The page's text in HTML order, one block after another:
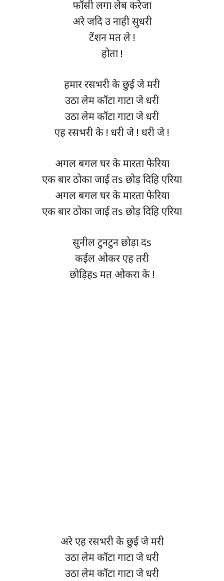
फाँसी लगा लेब करेजा
अरे जदि उ नाही सुधरी
टेंशन मत ले !
होता !
हमार रसभरी के छुई जे मरी
उठा लेम काँटा गाटा जे धरी
उठा लेम काँटा गाटा जे धरी
एह रसभरी के ! धरी जे ! धरी जे !
अगल बगल घर के मारता फेरिया
एक बार ठोका जाई तs छोड़ दिहि एरिया
अगल बगल घर के मारता फेरिया
एक बार ठोका जाई तs छोड़ दिहि एरिया
सुनील टुनटुन छोड़ा दs
कईल ओकर एह तरी
छोड़िहs मत ओकरा के !
अरे एह रसभरी के छुई जे मरी
उठा लेम काँटा गाटा जे धरी
उठा लेम काँटा गाटा जे धरी